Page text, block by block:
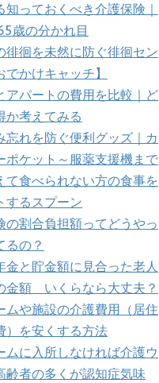
知っておくべき介護保険｜
歳の分かれ目
徘徊を未然に防ぐ徘徊セン
でかけキャッチ】
アパートの費用を比較｜ど
か考えてみる
忘れを防ぐ便利グッズ｜カ
ポケット～服薬支援機まで
て食べられない方の食事を
するスプーン
の割合負担額ってどうやっ
るの？
金と貯金額に見合った老人
金額 いくらなら大丈夫？
ムや施設の介護費用（居住
）を安くする方法
ムに入所しなければ介護ウ
者の多くが認知症気味